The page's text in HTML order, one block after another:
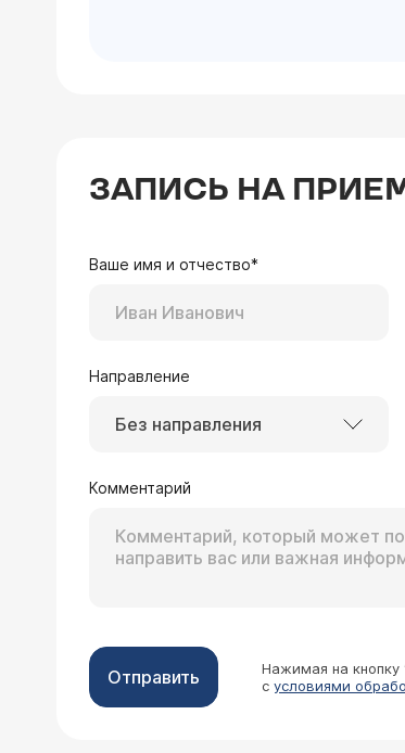
ЗАПИСЬ НА
Ваше имя и отчество*
Направление
Без направления
Комментарий
Отправить
Нажимая на кнопку
с условиями